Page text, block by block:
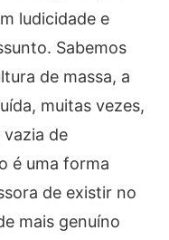
ludicidade e
Sabemos
de massa, a
muitas vezes,
de
é uma forma
de existir no
mais genuíno